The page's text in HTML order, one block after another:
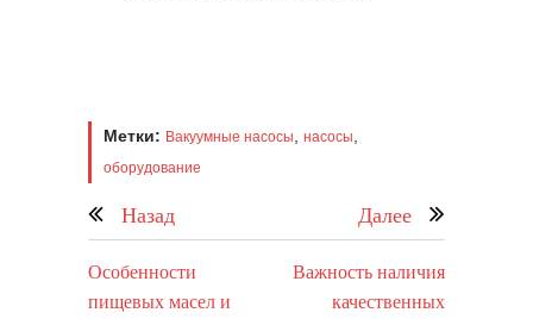
Метки: Вакуумные насосы насосы
оборудование
Назад Далее
Особенности
пищевых масел и
Важность наличия
качественных